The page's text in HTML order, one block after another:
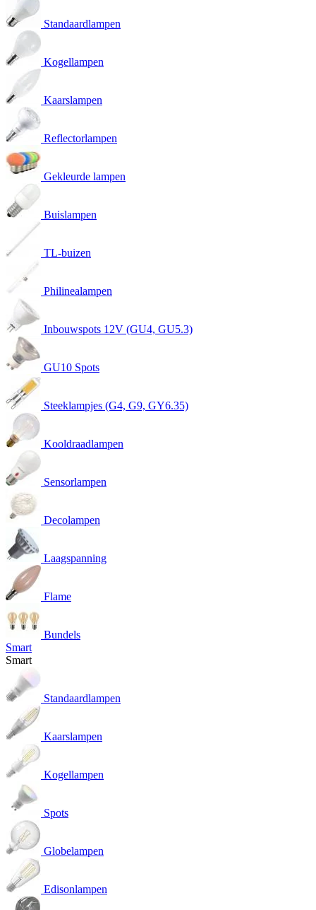
Standaardlampen
Kogellampen
Kaarslampen
Reflectorlampen
Gekleurde lampen
Buislampen
TL-buizen
Philinealampen
Inbouwspots 12V (GU4, GU5.3)
GU10 Spots
Steeklampjes (G4, G9, GY6.35)
Kooldraadlampen
Sensorlampen
Decolampen
Laagspanning
Flame
Bundels
Smart
Smart
Standaardlampen
Kaarslampen
Kogellampen
Spots
Globelampen
Edisonlampen